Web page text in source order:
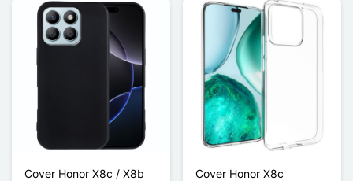
Cover Honor X8c / X8b
Cover Honor X8c